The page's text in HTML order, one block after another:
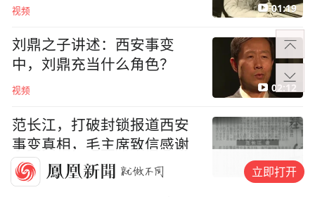
视频 01:19
刘鼎之子讲述：西安事变
中，刘鼎充当什么角色？
视频 02:12
范长江，打破封锁报道西安
事变真相，毛主席致信感谢
视频 03:56
立即打开